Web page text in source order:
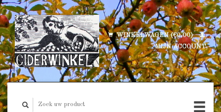
WINKELWAGEN (€0,00)
MIJN ACCOUNT